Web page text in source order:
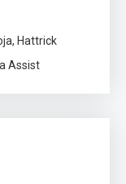
Hattrick
Assist